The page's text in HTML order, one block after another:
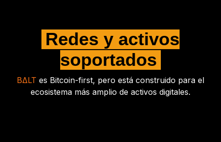
Redes y activos
soportados
BΔLT es Bitcoin-first, pero está construido para el
ecosistema más amplio de activos digitales.